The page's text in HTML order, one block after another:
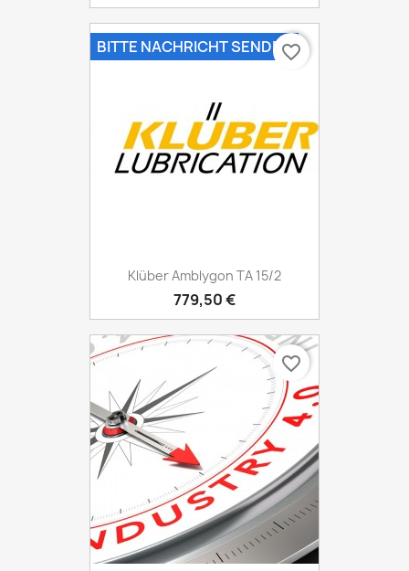
Klüber Amblygon TA 15/2
779,50 €
BITTE NACHRICHT SENDENfavorite_border
favorite_border